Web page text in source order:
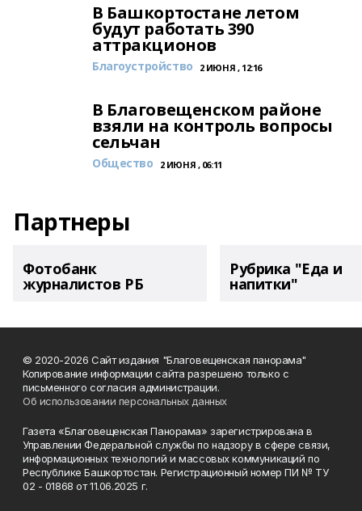
В Башкортостане летом
будут работать 390
аттракционов
Благоустройство 2 ИЮНЯ , 12:16
В Благовещенском районе
взяли на контроль вопросы
сельчан
Общество 2 ИЮНЯ , 06:11
Партнеры
Фотобанк
журналистов РБ
Рубрика "Еда и
напитки"
© 2020-2026 Сайт издания "Благовещенская панорама"
Копирование информации сайта разрешено только с
письменного согласия администрации.
Об использовании персональных данных
Газета «Благовещенская Панорама» зарегистрирована в
Управлении Федеральной службы по надзору в сфере связи,
информационных технологий и массовых коммуникаций по
Республике Башкортостан. Регистрационный номер ПИ № ТУ
02 - 01868 от 11.06.2025 г.